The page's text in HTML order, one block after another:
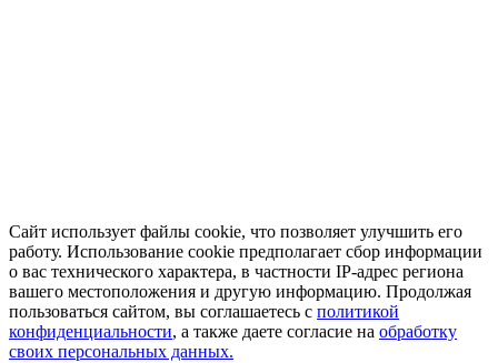
Сайт использует файлы cookie, что позволяет улучшить его
работу. Использование cookie предполагает сбор информации
о вас технического характера, в частности IP-адрес региона
вашего местоположения и другую информацию. Продолжая
пользоваться сайтом, вы соглашаетесь с политикой
конфиденциальности, а также даете согласие на обработку
своих персональных данных.